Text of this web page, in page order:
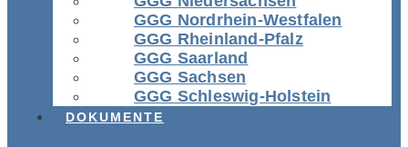
GGG Nordrhein-Westfalen
GGG Rheinland-Pfalz
GGG Saarland
GGG Sachsen
GGG Schleswig-Holstein
DOKUMENTE